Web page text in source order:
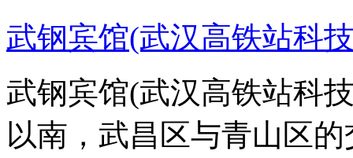
武钢宾馆(武汉高铁站科
武钢宾馆(武汉高铁站科
以南，武昌区与青山区